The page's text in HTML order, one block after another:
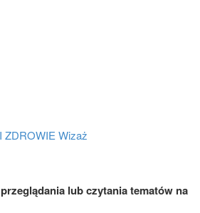
ZDROWIEWizaż
lub czytania tematów na